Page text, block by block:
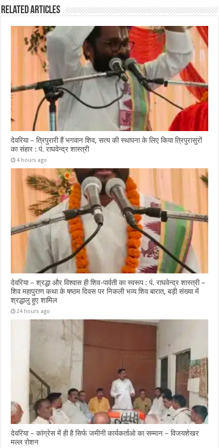
Related Articles
देवरिया – त्रिपुरारी हैं भगवान शिव, सत्य की स्थापना के लिए किया त्रिपुरासुरों
का संहार : पं. राघवेन्द्र शास्त्री
4 hours ago
देवरिया – श्रद्धा और विश्वास ही शिव-पार्वती का स्वरूप : पं. राघवेन्द्र शास्त्री –
शिव महापुराण कथा के षष्ठम दिवस पर निकली भव्य शिव बारात, बड़ी संख्या में
श्रद्धालु हुए शामिल
24 hours ago
देवरिया – कांग्रेस में ही है सिर्फ जमीनी कार्यकर्ताओ का सम्मान – विजयशेखर
मल्ल रोशन